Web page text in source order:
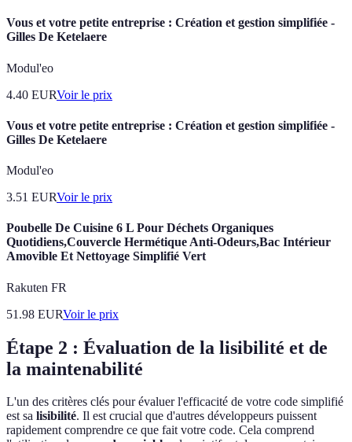
Vous et votre petite entreprise : Création et gestion simplifiée -
Gilles De Ketelaere
Modul'eo
4.40 EURVoir le prix
Vous et votre petite entreprise : Création et gestion simplifiée -
Gilles De Ketelaere
Modul'eo
3.51 EURVoir le prix
Poubelle De Cuisine 6 L Pour Déchets Organiques
Quotidiens,Couvercle Hermétique Anti-Odeurs,Bac Intérieur
Amovible Et Nettoyage Simplifié Vert
Rakuten FR
51.98 EURVoir le prix
Étape 2 : Évaluation de la lisibilité et de
la maintenabilité
L'un des critères clés pour évaluer l'efficacité de votre code simplifié
est sa lisibilité. Il est crucial que d'autres développeurs puissent
rapidement comprendre ce que fait votre code. Cela comprend